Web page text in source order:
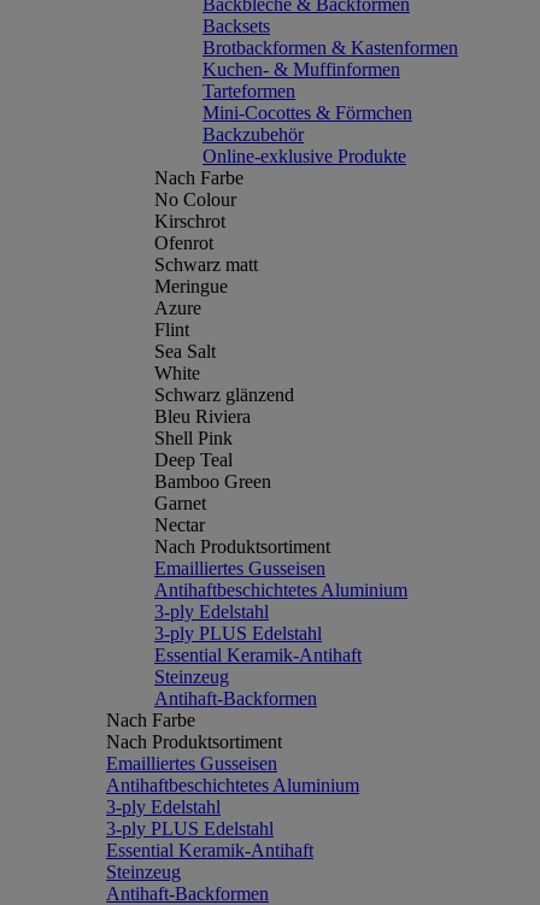
Backbleche & Backformen
Backsets
Brotbackformen & Kastenformen
Kuchen- & Muffinformen
Tarteformen
Mini-Cocottes & Förmchen
Backzubehör
Online-exklusive Produkte
Nach Farbe
No Colour
Kirschrot
Ofenrot
Schwarz matt
Meringue
Azure
Flint
Sea Salt
White
Schwarz glänzend
Bleu Riviera
Shell Pink
Deep Teal
Bamboo Green
Garnet
Nectar
Nach Produktsortiment
Emailliertes Gusseisen
Antihaftbeschichtetes Aluminium
3-ply Edelstahl
3-ply PLUS Edelstahl
Essential Keramik-Antihaft
Steinzeug
Antihaft-Backformen
Nach Farbe
Nach Produktsortiment
Emailliertes Gusseisen
Antihaftbeschichtetes Aluminium
3-ply Edelstahl
3-ply PLUS Edelstahl
Essential Keramik-Antihaft
Steinzeug
Antihaft-Backformen